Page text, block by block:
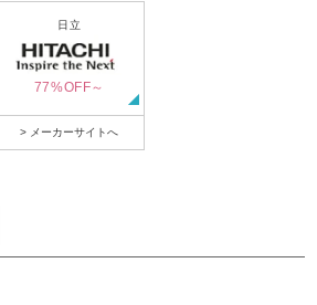
日立
77%OFF～
> メーカーサイトへ